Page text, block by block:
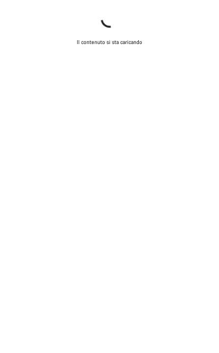
Il contenuto si sta caricando